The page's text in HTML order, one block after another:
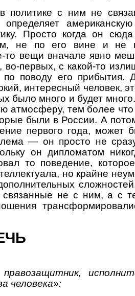
политике с ним не
определяет
Просто когда он
не по его вине и не
то вещи вначале явно
первых, с какой-то
поводу его прибытия.
интересный человек,
было много и будет
атмосферу, тем более что
были в России. А
первого года, может
— он просто не
он дипломатом
то поведение,
но крайне
не с ним, а с
правозащитник,
человека»: